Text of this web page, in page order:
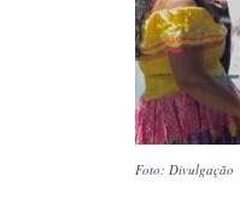
Foto: Divulgação